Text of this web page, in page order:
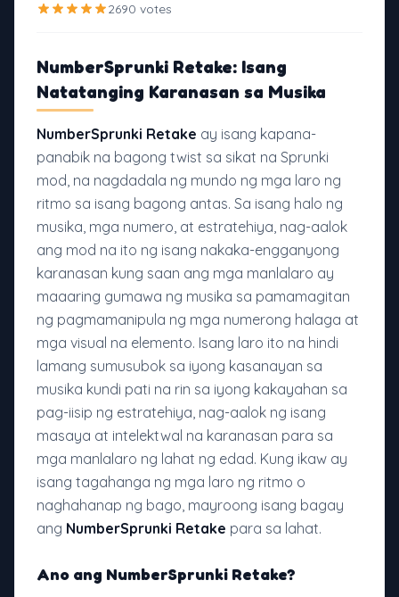
2690 votes
NumberSprunki Retake: Isang
Natatanging Karanasan sa Musika
NumberSprunki Retake ay isang kapana-
panabik na bagong twist sa sikat na Sprunki
mod, na nagdadala ng mundo ng mga laro ng
ritmo sa isang bagong antas. Sa isang halo ng
musika, mga numero, at estratehiya, nag-aalok
ang mod na ito ng isang nakaka-engganyong
karanasan kung saan ang mga manlalaro ay
maaaring gumawa ng musika sa pamamagitan
ng pagmamanipula ng mga numerong halaga at
mga visual na elemento. Isang laro ito na hindi
lamang sumusubok sa iyong kasanayan sa
musika kundi pati na rin sa iyong kakayahan sa
pag-iisip ng estratehiya, nag-aalok ng isang
masaya at intelektwal na karanasan para sa
mga manlalaro ng lahat ng edad. Kung ikaw ay
isang tagahanga ng mga laro ng ritmo o
naghahanap ng bago, mayroong isang bagay
ang NumberSprunki Retake para sa lahat.
Ano ang NumberSprunki Retake?